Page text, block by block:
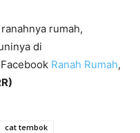
rumah,
di
Ranah Rumah,
cat tembok